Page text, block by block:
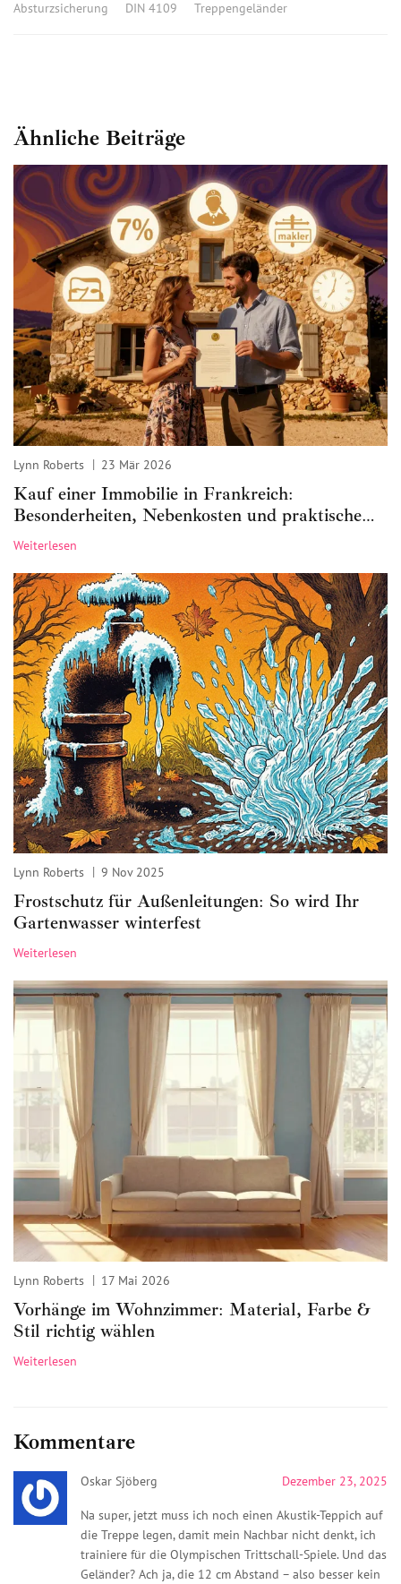
Absturzsicherung DIN 4109 Treppengeländer
Ähnliche Beiträge
Lynn Roberts 23 Mär 2026
Kauf einer Immobilie in Frankreich:
Besonderheiten, Nebenkosten und praktische
Schritte für deutsche Käufer
Weiterlesen
Lynn Roberts 9 Nov 2025
Frostschutz für Außenleitungen: So wird Ihr
Gartenwasser winterfest
Weiterlesen
Lynn Roberts 17 Mai 2026
Vorhänge im Wohnzimmer: Material, Farbe &
Stil richtig wählen
Weiterlesen
Kommentare
Oskar Sjöberg Dezember 23, 2025
Na super, jetzt muss ich noch einen Akustik-Teppich auf
die Treppe legen, damit mein Nachbar nicht denkt, ich
trainiere für die Olympischen Trittschall-Spiele. Und das
Geländer? Ach ja, die 12 cm Abstand – also besser kein